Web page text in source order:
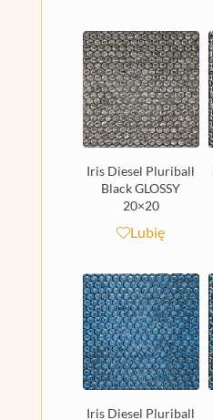
Iris Diesel Pluriball
Black GLOSSY
20×20
Lubię
Iris Diesel Pluriball